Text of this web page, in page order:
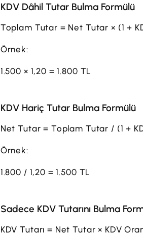
KDV Dâhil Tutar Bulma Formülü
Toplam Tutar = Net Tutar × (1 +
Örnek:
1.500 × 1,20 = 1.800 TL
KDV Hariç Tutar Bulma Formülü
Net Tutar = Toplam Tutar / (1 +
Örnek:
1.800 / 1,20 = 1.500 TL
Sadece KDV Tutarını Bulma
KDV Tutarı = Net Tutar × KDV